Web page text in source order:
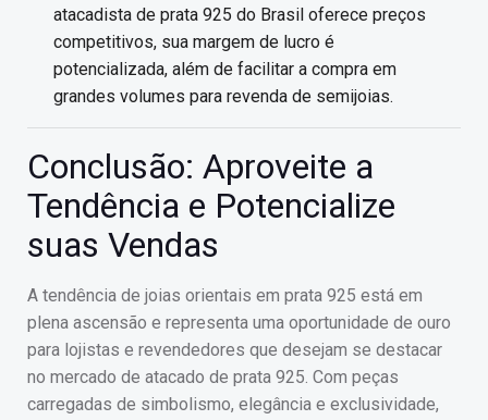
atacadista de prata 925 do Brasil oferece preços
competitivos, sua margem de lucro é
potencializada, além de facilitar a compra em
grandes volumes para revenda de semijoias.
Conclusão: Aproveite a
Tendência e Potencialize
suas Vendas
A tendência de joias orientais em prata 925 está em
plena ascensão e representa uma oportunidade de ouro
para lojistas e revendedores que desejam se destacar
no mercado de atacado de prata 925. Com peças
carregadas de simbolismo, elegância e exclusividade,